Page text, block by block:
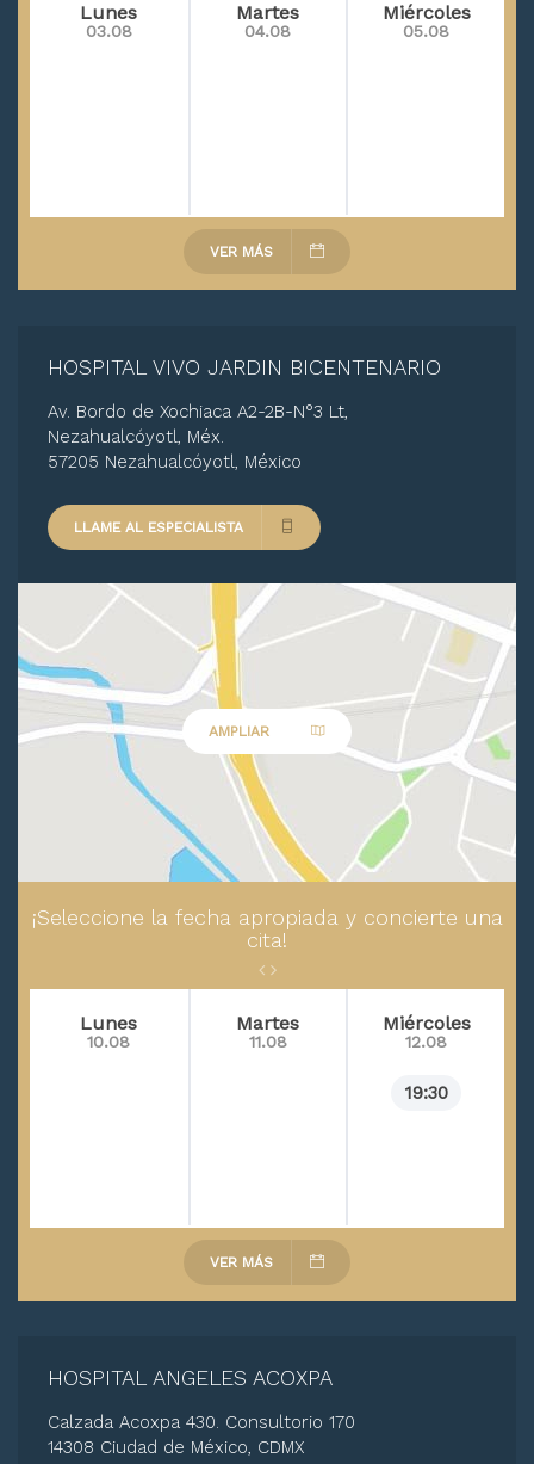
Lunes
03.08
Martes
04.08
Miércoles
05.08
VER MÁS
HOSPITAL VIVO JARDIN BICENTENARIO
Av. Bordo de Xochiaca A2-2B-N°3 Lt,
Nezahualcóyotl, Méx.
57205 Nezahualcóyotl, México
LLAME AL ESPECIALISTA
AMPLIAR
¡Seleccione la fecha apropiada y concierte una
cita!
Lunes
10.08
Martes
11.08
Miércoles
12.08
19:30
VER MÁS
HOSPITAL ANGELES ACOXPA
Calzada Acoxpa 430. Consultorio 170
14308 Ciudad de México, CDMX